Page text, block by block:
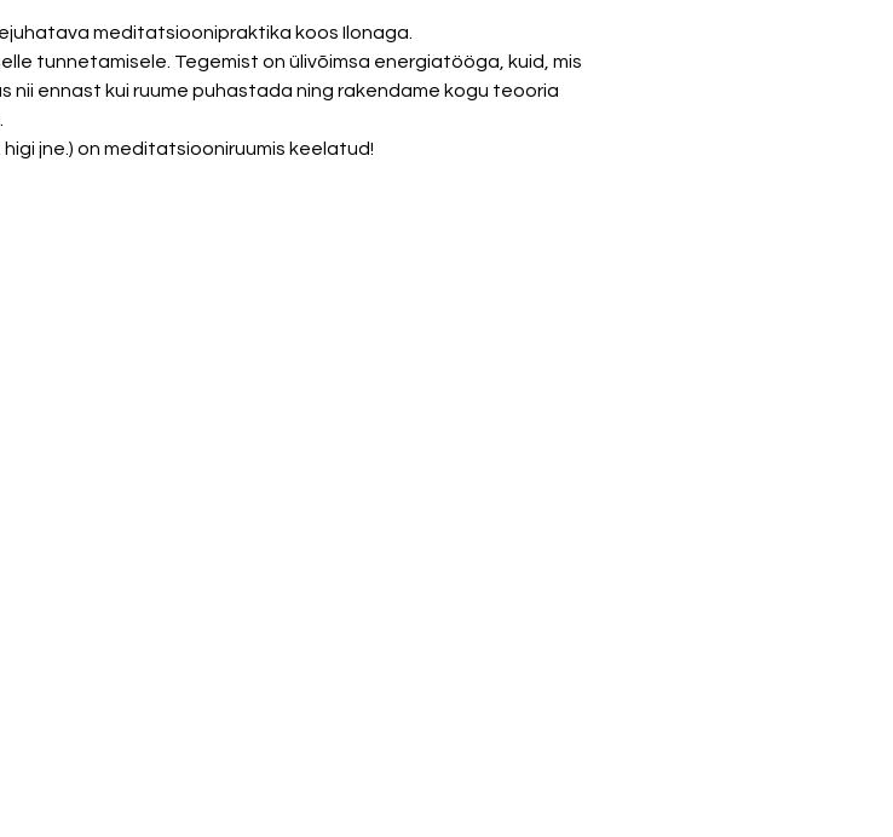
meditatsioonipraktika koos Ilonaga.
tunnetamisele. Tegemist on ülivõimsa energiatööga, kuid, mis
nii ennast kui ruume puhastada ning rakendame kogu teooria
jne.) on meditatsiooniruumis keelatud!